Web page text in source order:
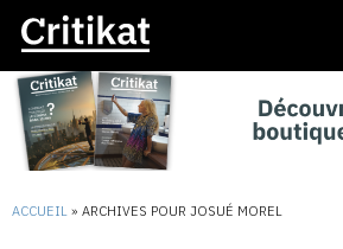
ACCUEIL » ARCHIVES POUR JOSUÉ MOREL